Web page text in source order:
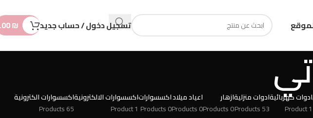
تسجيل دخول / حساب جديد ₪
ادوات كهربائية
1 Product
ادوات منزلية
53 Products
ازهار
0 Products
اعياد ميلاد
0 Products
اكسسوارات
0 Products
اكسسوارات الالكترونية
1 Product
اكسسوارات الكترونية
65 Products